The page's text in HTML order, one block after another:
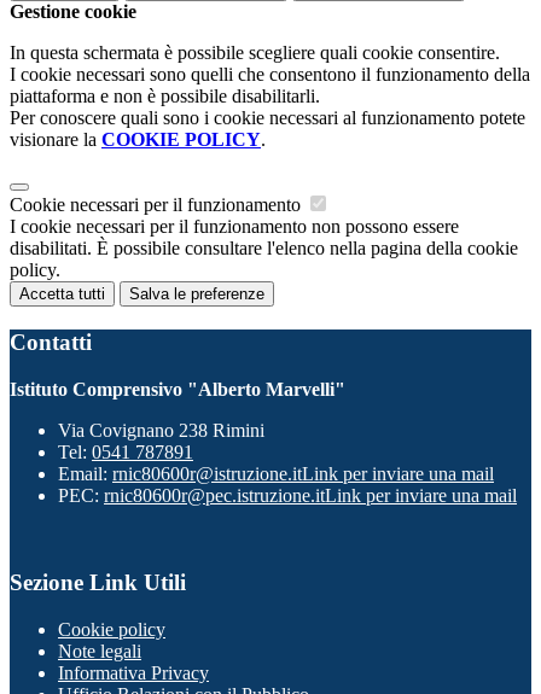
Gestione cookie
In questa schermata è possibile scegliere quali cookie consentire.
I cookie necessari sono quelli che consentono il funzionamento della
piattaforma e non è possibile disabilitarli.
Per conoscere quali sono i cookie necessari al funzionamento potete
visionare la COOKIE POLICY.
Cookie necessari per il funzionamento
I cookie necessari per il funzionamento non possono essere
disabilitati. È possibile consultare l'elenco nella pagina della cookie
policy.
Accetta tutti Salva le preferenze
Contatti
Istituto Comprensivo "Alberto Marvelli"
Via Covignano 238 Rimini
Tel: 0541 787891
Email: rnic80600r@istruzione.itLink per inviare una mail
PEC: rnic80600r@pec.istruzione.itLink per inviare una mail
Sezione Link Utili
Cookie policy
Note legali
Informativa Privacy